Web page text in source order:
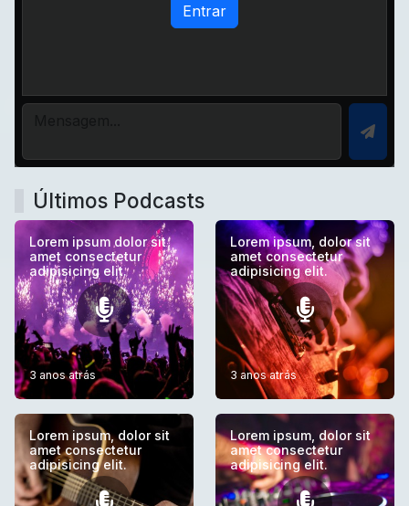
Entrar
Últimos Podcasts
Lorem ipsum dolor sit
amet consectetur
adipisicing elit.
3 anos atrás
Lorem ipsum, dolor sit
amet consectetur
adipisicing elit.
3 anos atrás
Lorem ipsum, dolor sit
amet consectetur
adipisicing elit.
Lorem ipsum, dolor sit
amet consectetur
adipisicing elit.